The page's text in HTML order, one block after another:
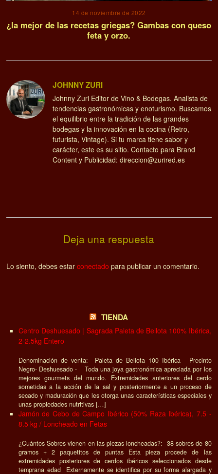
14 de noviembre de 2022
¿la mejor de las recetas griegas? Gambas con queso
feta y orzo.
JOHNNY ZURI
Johnny Zuri Editor de Vino & Bodegas. Analista de
tendencias gastronómicas y enoturismo. Buscamos
el equilibrio entre la tradición de las grandes
bodegas y la innovación en la cocina (Retro,
futurista, Vintage). Si tu marca tiene sabor y
carácter, este es su sitio. Contacto para Brand
Content y Publicidad: direccion@zurired.es
Deja una respuesta
Lo siento, debes estarconectado para publicar un comentario.
TIENDA
Centro Deshuesado | Sagrada Paleta de Bellota 100% Ibérica,
2-2.5kg Entero
Denominación de venta: Paleta de Bellota 100 Ibérica - Precinto
Negro- Deshuesado - Toda una joya gastronómica apreciada por los
mejores gourmets del mundo. Extremidades anteriores del cerdo
sometidas a la acción de la sal y posteriormente a un proceso de
secado y maduración que les otorga unas características especiales y
unas propiedades nutritivas […]
Jamón de Cebo de Campo Ibérico (50% Raza Ibérica), 7.5 -
8.5 kg / Loncheado en Fetas
¿Cuántos Sobres vienen en las piezas loncheadas?: 38 sobres de 80
gramos + 2 paquetitos de puntas Esta pieza procede de las
extremidades posteriores de cerdos ibéricos seleccionados desde
temprana edad Externamente se identifica por su forma alargada y